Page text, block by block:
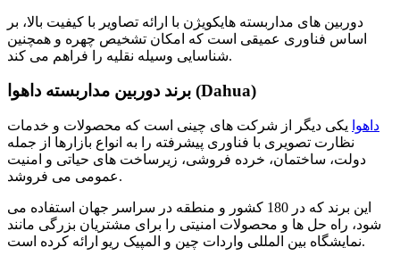
دوربین های مداربسته هایکویژن با ارائه تصاویر با کیفیت بالا، بر
اساس فناوری عمیقی است که امکان تشخیص چهره و همچنین
شناسایی وسیله نقلیه را فراهم می کند.
برند دوربین مداربسته داهوا (Dahua)
داهوا یکی دیگر از شرکت های چینی است که محصولات و خدمات
نظارت تصویری با فناوری پیشرفته را به انواع بازارها از جمله
دولت، ساختمان، خرده فروشی، زیرساخت های حیاتی و امنیت
عمومی می فروشد.
این برند که در 180 کشور و منطقه در سراسر جهان استفاده می
شود، راه حل ها و محصولات امنیتی را برای مشتریان بزرگی مانند
نمایشگاه بین المللی واردات چین و المپیک ریو ارائه کرده است.